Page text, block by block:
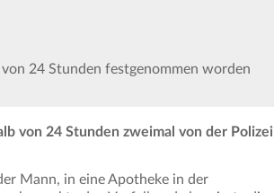
24 Stunden festgenommen worden
von 24 Stunden zweimal von der Polizei
Mann, in eine Apotheke in der